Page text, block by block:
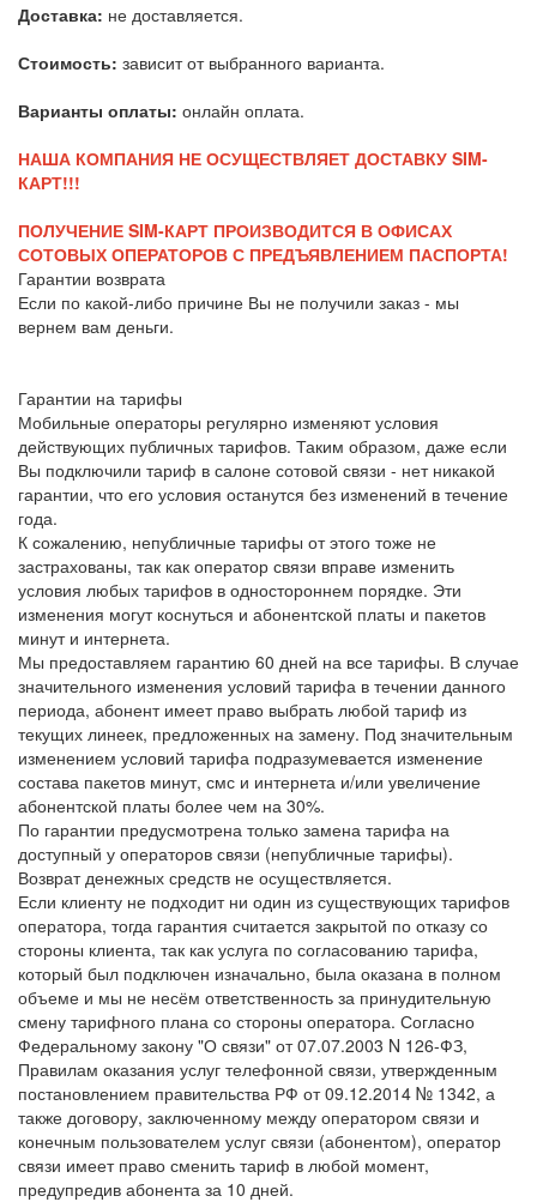
Доставка: не доставляется.
Стоимость: зависит от выбранного варианта.
Варианты оплаты: онлайн оплата.
НАША КОМПАНИЯ НЕ ОСУЩЕСТВЛЯЕТ ДОСТАВКУ SIM-
КАРТ!!!
ПОЛУЧЕНИЕ SIM-КАРТ ПРОИЗВОДИТСЯ В ОФИСАХ
СОТОВЫХ ОПЕРАТОРОВ С ПРЕДЪЯВЛЕНИЕМ ПАСПОРТА!
Гарантии возврата
Если по какой-либо причине Вы не получили заказ - мы
вернем вам деньги.
Гарантии на тарифы
Мобильные операторы регулярно изменяют условия
действующих публичных тарифов. Таким образом, даже если
Вы подключили тариф в салоне сотовой связи - нет никакой
гарантии, что его условия останутся без изменений в течение
года.
К сожалению, непубличные тарифы от этого тоже не
застрахованы, так как оператор связи вправе изменить
условия любых тарифов в одностороннем порядке. Эти
изменения могут коснуться и абонентской платы и пакетов
минут и интернета.
Мы предоставляем гарантию 60 дней на все тарифы. В случае
значительного изменения условий тарифа в течении данного
периода, абонент имеет право выбрать любой тариф из
текущих линеек, предложенных на замену. Под значительным
изменением условий тарифа подразумевается изменение
состава пакетов минут, смс и интернета и/или увеличение
абонентской платы более чем на 30%.
По гарантии предусмотрена только замена тарифа на
доступный у операторов связи (непубличные тарифы).
Возврат денежных средств не осуществляется.
Если клиенту не подходит ни один из существующих тарифов
оператора, тогда гарантия считается закрытой по отказу со
стороны клиента, так как услуга по согласованию тарифа,
который был подключен изначально, была оказана в полном
объеме и мы не несём ответственность за принудительную
смену тарифного плана со стороны оператора. Согласно
Федеральному закону "О связи" от 07.07.2003 N 126-ФЗ,
Правилам оказания услуг телефонной связи, утвержденным
постановлением правительства РФ от 09.12.2014 № 1342, а
также договору, заключенному между оператором связи и
конечным пользователем услуг связи (абонентом), оператор
связи имеет право сменить тариф в любой момент,
предупредив абонента за 10 дней.